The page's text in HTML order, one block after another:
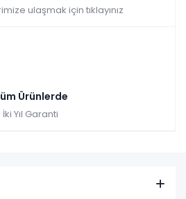
ulaşmak için tıklayınız
Ürünlerde
İki Yıl Garanti